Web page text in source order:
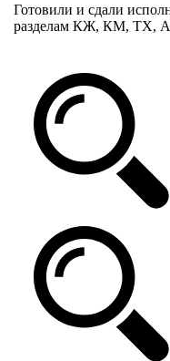
Готовили и сдали
разделам КЖ, КМ, ТХ,